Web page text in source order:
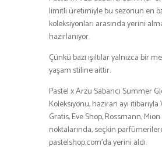
limitli üretimiyle bu sezonun en
koleksiyonları arasında yerini
hazırlanıyor.
Çünkü bazı ışıltılar yalnızca bir
yaşam stiline aittir.
Pastel x Arzu Sabancı Summer
Koleksiyonu, haziran ayı itibarıyla
Gratis, Eve Shop, Rossmann, Mion
noktalarında, seçkin
pastelshop.com’da yerini aldı.